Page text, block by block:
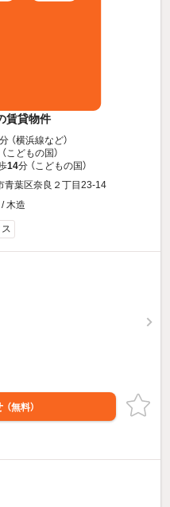
賃貸物件
分 （横浜線など）
こどもの国）
14分 （こどもの国）
青葉区奈良２丁目23-14
木造
（無料）